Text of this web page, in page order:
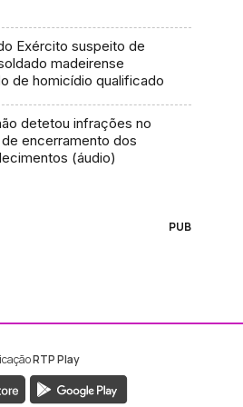
Exército suspeito de
madeirense
de homicídio qualificado
detetou infrações no
encerramento dos
(áudio)
PUB
Madeira
RTP Play